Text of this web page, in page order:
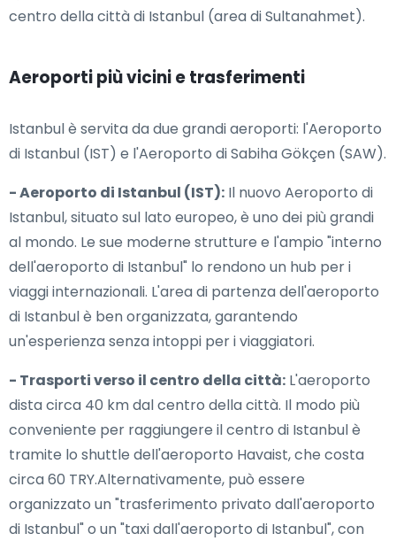
centro della città di Istanbul (area di Sultanahmet).
Aeroporti più vicini e trasferimenti
Istanbul è servita da due grandi aeroporti: l'Aeroporto
di Istanbul (IST) e l'Aeroporto di Sabiha Gökçen (SAW).
- Aeroporto di Istanbul (IST): Il nuovo Aeroporto di
Istanbul, situato sul lato europeo, è uno dei più grandi
al mondo. Le sue moderne strutture e l'ampio "interno
dell'aeroporto di Istanbul" lo rendono un hub per i
viaggi internazionali. L'area di partenza dell'aeroporto
di Istanbul è ben organizzata, garantendo
un'esperienza senza intoppi per i viaggiatori.
- Trasporti verso il centro della città: L'aeroporto
dista circa 40 km dal centro della città. Il modo più
conveniente per raggiungere il centro di Istanbul è
tramite lo shuttle dell'aeroporto Havaist, che costa
circa 60 TRY.Alternativamente, può essere
organizzato un "trasferimento privato dall'aeroporto
di Istanbul" o un "taxi dall'aeroporto di Istanbul", con